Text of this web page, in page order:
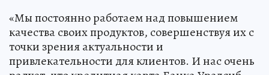
«Мы постоянно работаем над повышением
качества своих продуктов, совершенствуя их с
точки зрения актуальности и
привлекательности для клиентов. И нас очень